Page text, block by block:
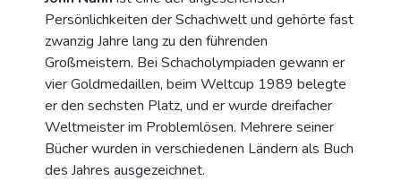
Persönlichkeiten der Schachwelt und gehörte fast
zwanzig Jahre lang zu den führenden
Großmeistern. Bei Schacholympiaden gewann er
vier Goldmedaillen, beim Weltcup 1989 belegte
er den sechsten Platz, und er wurde dreifacher
Weltmeister im Problemlösen. Mehrere seiner
Bücher wurden in verschiedenen Ländern als Buch
des Jahres ausgezeichnet.